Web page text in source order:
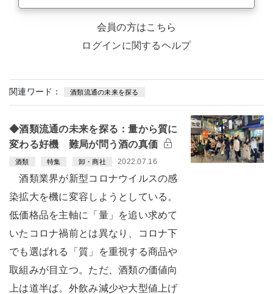
会員の方はこちら
ログインに関するヘルプ
関連ワード： 酒類流通の未来を探る
◆酒類流通の未来を探る：量から質に
変わる好機 難局が問う酒の真価
酒類 特集 卸・商社 2022.07.16
酒類業界が新型コロナウイルスの感
染拡大を機に変容しようとしている。
低価格品を主軸に「量」を追い求めて
いたコロナ禍前とは異なり、コロナ下
でも選ばれる「質」を重視する商品や
取組みが目立つ。ただ、酒類の価値向
上は道半ば。外飲み減少や大型値上げ